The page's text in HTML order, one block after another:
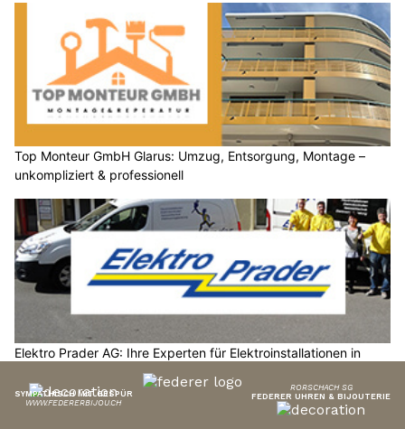
Top Monteur GmbH Glarus: Umzug, Entsorgung, Montage –
unkompliziert & professionell
Elektro Prader AG: Ihre Experten für Elektroinstallationen in